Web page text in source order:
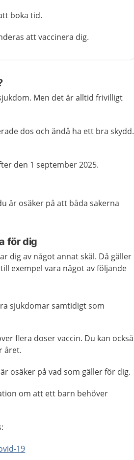
boka tid.
att vaccinera dig.
Men det är alltid frivilligt
dos och ändå ha ett bra skydd.
den 1 september 2025.
är osäker på att båda sakerna
för dig
dig av något annat skäl. Då gäller
exempel vara något av följande
sjukdomar samtidigt som
flera doser vaccin. Du kan också
året.
osäker på vad som gäller för dig.
om att ett barn behöver
19